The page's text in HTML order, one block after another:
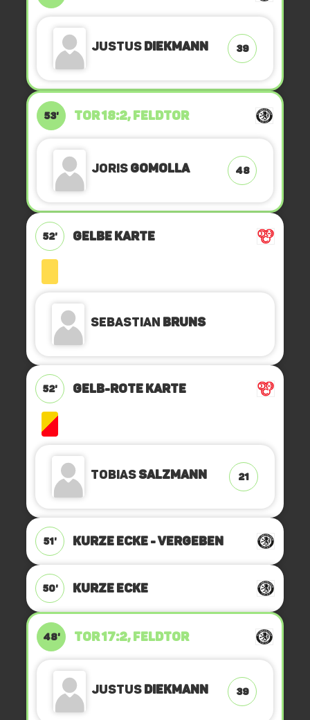
JustusDiekmann 39
53' TOR 18:2, FELDTOR
JorisGomolla 48
52' GELBE KARTE
Sebastian Bruns
52' GELB-ROTE KARTE
TobiasSalzmann 21
51' KURZE ECKE - VERGEBEN
50' KURZE ECKE
48' TOR 17:2, FELDTOR
JustusDiekmann 39